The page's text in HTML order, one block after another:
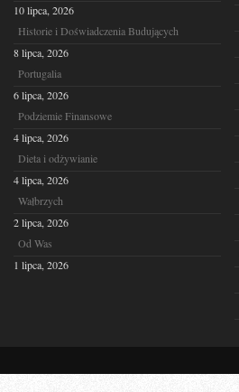
10 lipca, 2026
Historie i Doświadczenia Budujących
8 lipca, 2026
Portugalia
6 lipca, 2026
Podziemie Finansowe
4 lipca, 2026
Dieta i odżywianie
4 lipca, 2026
Wałbrzych
2 lipca, 2026
Od Was
1 lipca, 2026